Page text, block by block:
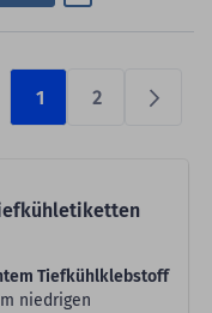
1 2
Tiefkühlklebstoff
niedrigen